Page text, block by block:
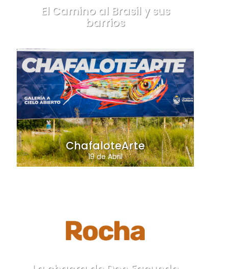
El Camino al Brasil y sus
barrios
ChafaloteArte
19 de Abril